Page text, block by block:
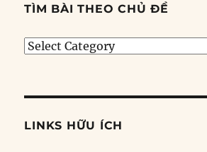
TÌM BÀI THEO CHỦ ĐỀ
Tìm
đề
LINKS HỮU ÍCH